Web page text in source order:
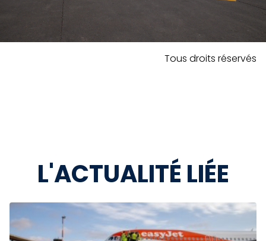
Tous droits réservés
L'ACTUALITÉ LIÉE